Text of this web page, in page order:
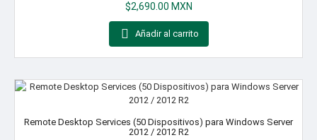
$2,690.00 MXN
 Añadir al carrito
Remote Desktop Services (50 Dispositivos) para Windows Server
2012 / 2012 R2